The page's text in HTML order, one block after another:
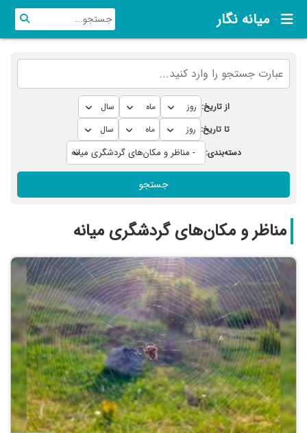
میانه نگار
از تاریخ:
تا تاریخ:
دسته‌بندی:
جستجو
مناظر و مکان‌های گردشگری میانه